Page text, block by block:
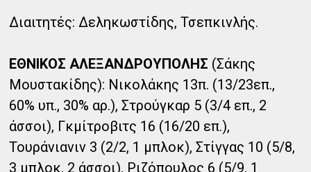
Διαιτητές: Δεληκωστίδης, Τσεπκινλής.
ΕΘΝΙΚΟΣ ΑΛΕΞΑΝΔΡΟΥΠΟΛΗΣ (Σάκης
Μουστακίδης): Νικολάκης 13π. (13/23επ.,
60% υπ., 30% αρ.), Στρούγκαρ 5 (3/4 επ., 2
άσσοι), Γκμίτροβιτς 16 (16/20 επ.),
Τουράνιανιν 3 (2/2, 1 μπλοκ), Στίγγας 10 (5/8,
3 μπλοκ, 2 άσσοι), Ριζόπουλος 6 (5/9, 1